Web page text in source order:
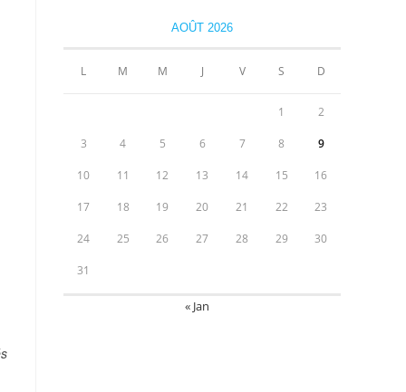
AOÛT 2026
L M M J V S D
1 2
3 4 5 6 7 8 9
10 11 12 13 14 15 16
17 18 19 20 21 22 23
24 25 26 27 28 29 30
31
« Jan